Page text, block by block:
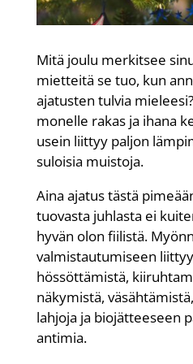
Mitä joulu merkitsee
mietteitä se tuo, kun
ajatusten tulvia
monelle rakas ja ihana
usein liittyy paljon
suloisia muistoja.
Aina ajatus tästä
tuovasta juhlasta ei
hyvän olon fiilistä.
valmistautumiseen
hössöttämistä,
näkymistä,
lahjoja ja biojätteeseen
antimia.